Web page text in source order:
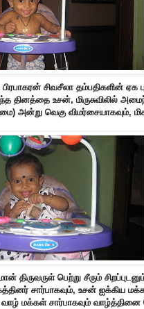
பிரபாகரன் சிவசீலா தம்பதிகளின் ஏக
தினத்தை உசன், மிருசுவிலில்
அன்று வெகு விமர்சையாகவும்,
திருவருள் பெற்று சீரும்
சார்பாகவும், உசன் ஐக்கிய
மக்கள் சார்பாகவும் வாழ்த்தினை